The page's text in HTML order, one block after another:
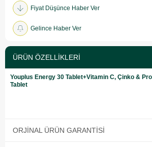
Fiyat Düşünce Haber Ver
Gelince Haber Ver
ÜRÜN ÖZELLIKLERI
Youplus Energy 30 Tablet+Vitamin C, Çinko &
Tablet
ORJINAL ÜRÜN GARANTISI